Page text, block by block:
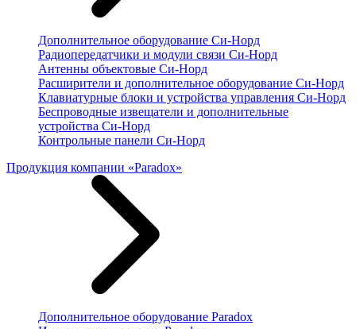
Дополнительное оборудование Си-Норд
Радиопередатчики и модули связи Си-Норд
Антенны объектовые Си-Норд
Расширители и дополнительное оборудование Си-Норд
Клавиатурные блоки и устройства управления Си-Норд
Беспроводные извещатели и дополнительные
устройства Си-Норд
Контрольные панели Си-Норд
Продукция компании «Paradox»
Дополнительное оборудование Paradox